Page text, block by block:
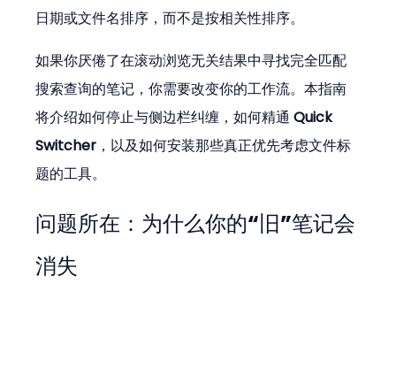
日期或文件名排序，而不是按相关性排序。
如果你厌倦了在滚动浏览无关结果中寻找完全匹配
搜索查询的笔记，你需要改变你的工作流。本指南
将介绍如何停止与侧边栏纠缠，如何精通 Quick
Switcher ，以及如何安装那些真正优先考虑文件标
题的工具。
问题所在：为什么你的“旧”笔记会
消失